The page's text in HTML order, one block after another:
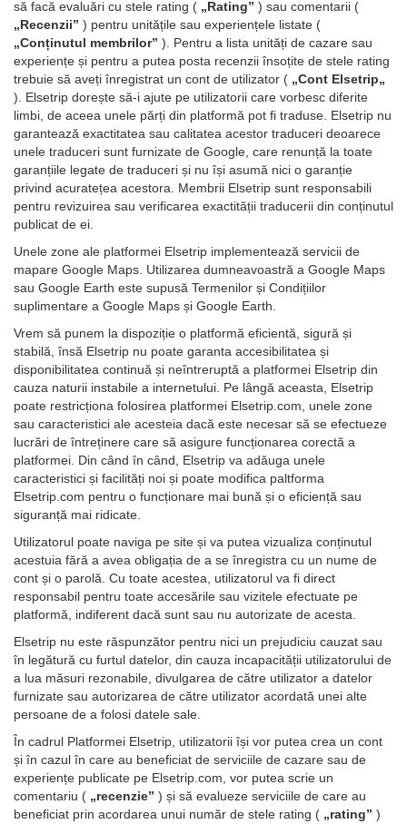
să facă evaluări cu stele rating ( „Rating” ) sau comentarii (
„Recenzii” ) pentru unitățile sau experiențele listate (
„Conținutul membrilor” ). Pentru a lista unități de cazare sau
experiențe și pentru a putea posta recenzii însoțite de stele rating
trebuie să aveți înregistrat un cont de utilizator ( „Cont Elsetrip„
). Elsetrip dorește să-i ajute pe utilizatorii care vorbesc diferite
limbi, de aceea unele părți din platformă pot fi traduse. Elsetrip nu
garantează exactitatea sau calitatea acestor traduceri deoarece
unele traduceri sunt furnizate de Google, care renunță la toate
garanțiile legate de traduceri și nu își asumă nici o garanție
privind acuratețea acestora. Membrii Elsetrip sunt responsabili
pentru revizuirea sau verificarea exactității traducerii din conținutul
publicat de ei.
Unele zone ale platformei Elsetrip implementează servicii de
mapare Google Maps. Utilizarea dumneavoastră a Google Maps
sau Google Earth este supusă Termenilor și Condițiilor
suplimentare a Google Maps și Google Earth.
Vrem să punem la dispoziție o platformă eficientă, sigură și
stabilă, însă Elsetrip nu poate garanta accesibilitatea și
disponibilitatea continuă și neîntreruptă a platformei Elsetrip din
cauza naturii instabile a internetului. Pe lângă aceasta, Elsetrip
poate restricționa folosirea platformei Elsetrip.com, unele zone
sau caracteristici ale acesteia dacă este necesar să se efectueze
lucrări de întreținere care să asigure funcționarea corectă a
platformei. Din când în când, Elsetrip va adăuga unele
caracteristici și facilități noi și poate modifica paltforma
Elsetrip.com pentru o funcționare mai bună și o eficiență sau
siguranță mai ridicate.
Utilizatorul poate naviga pe site și va putea vizualiza conținutul
acestuia fără a avea obligația de a se înregistra cu un nume de
cont și o parolă. Cu toate acestea, utilizatorul va fi direct
responsabil pentru toate accesările sau vizitele efectuate pe
platformă, indiferent dacă sunt sau nu autorizate de acesta.
Elsetrip nu este răspunzător pentru nici un prejudiciu cauzat sau
în legătură cu furtul datelor, din cauza incapacității utilizatorului de
a lua măsuri rezonabile, divulgarea de către utilizator a datelor
furnizate sau autorizarea de către utilizator acordată unei alte
persoane de a folosi datele sale.
În cadrul Platformei Elsetrip, utilizatorii își vor putea crea un cont
și în cazul în care au beneficiat de serviciile de cazare sau de
experiențe publicate pe Elsetrip.com, vor putea scrie un
comentariu ( „recenzie” ) și să evalueze serviciile de care au
beneficiat prin acordarea unui număr de stele rating ( „rating” )